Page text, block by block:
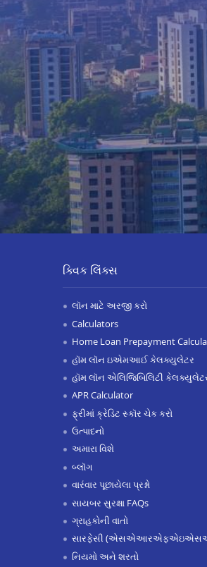
ક્વિક લિંક્સ
લૉન માટે અરજી કરો
Calculators
Home Loan Prepayment
હૉમ લૉન ઇએમઆઈ કેલક્યુલેટર
હૉમ લૉન એલિજિબિલિટી
APR Calculator
ફ્રીમાં ક્રેડિટ સ્કૉર ચેક કરો
ઉત્પાદનો
અમારા વિશે
બ્લૉગ
વારંવાર પૂછાયેલા પ્રશ્નો
સાયબર સુરક્ષા FAQs
ગ્રાહકોની વાતો
સારફેસી
નિયમો અને શરતો